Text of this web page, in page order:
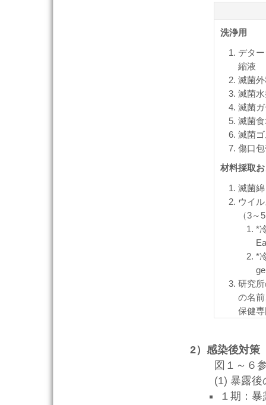
洗浄用
デタ
縮液
滅菌
滅菌
滅菌
滅菌
滅菌
傷口
材料採取
滅菌
ウイ
（3～
*
*
研究
の名
保健
2）感染後対策
図１～６
(1) 暴露後
１期：